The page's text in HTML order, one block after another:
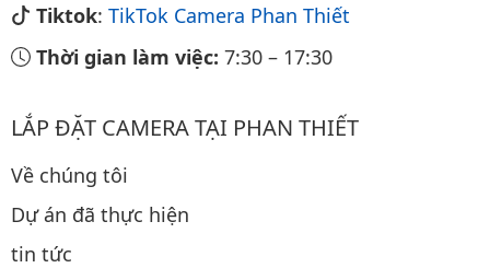
Tiktok: TikTok Camera Phan Thiết
Thời gian làm việc: 7:30 – 17:30
LẮP ĐẶT CAMERA TẠI PHAN THIẾT
Về chúng tôi
Dự án đã thực hiện
tin tức